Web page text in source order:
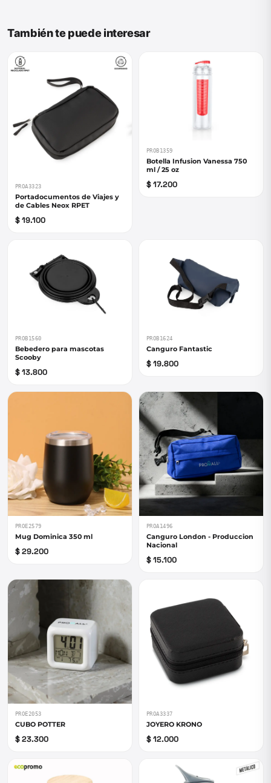
También te puede interesar
PROA3323
Portadocumentos de Viajes y
de Cables Neox RPET
$ 19.100
PROB1359
Botella Infusion Vanessa 750
ml / 25 oz
$ 17.200
PROB1560
Bebedero para mascotas
Scooby
$ 13.800
PROB1624
Canguro Fantastic
$ 19.800
PROE2579
Mug Dominica 350 ml
$ 29.200
PROA1496
Canguro London - Produccion
Nacional
$ 15.100
PROE2053
CUBO POTTER
$ 23.300
PROA3337
JOYERO KRONO
$ 12.000